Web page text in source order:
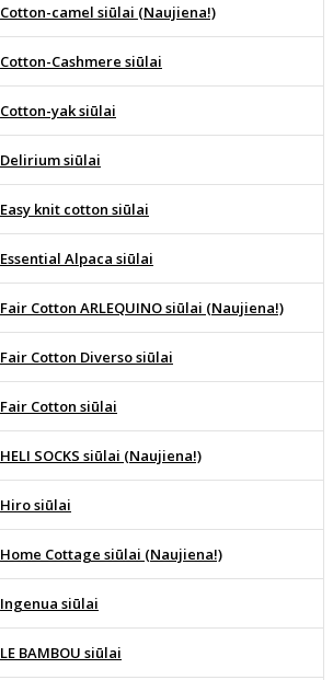
Cotton-camel siūlai (Naujiena!)
Cotton-Cashmere siūlai
Cotton-yak siūlai
Delirium siūlai
Easy knit cotton siūlai
Essential Alpaca siūlai
Fair Cotton ARLEQUINO siūlai (Naujiena!)
Fair Cotton Diverso siūlai
Fair Cotton siūlai
HELI SOCKS siūlai (Naujiena!)
Hiro siūlai
Home Cottage siūlai (Naujiena!)
Ingenua siūlai
LE BAMBOU siūlai